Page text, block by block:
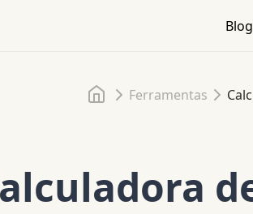
Blog
InícioFerramentas